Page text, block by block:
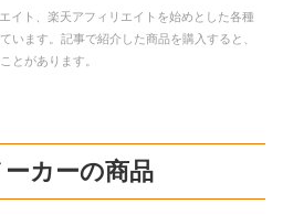
イト、楽天アフィリエイトを始めとした各種
います。記事で紹介した商品を購入すると、
とがあります。
カーの商品